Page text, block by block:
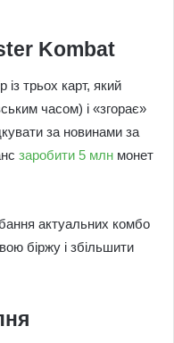
Kombat
із трьох карт, який
часом) і «згорає»
за новинами за
заробити 5 млн монет
актуальних комбо
біржу і збільшити